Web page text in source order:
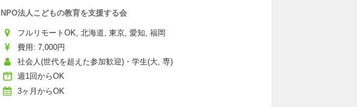
NPO法人こどもの教育を支援する会
フルリモートOK, 北海道, 東京, 愛知, 福岡
費用: 7,000円
社会人(世代を超えた参加歓迎)・学生(大, 専)
週1回からOK
3ヶ月からOK